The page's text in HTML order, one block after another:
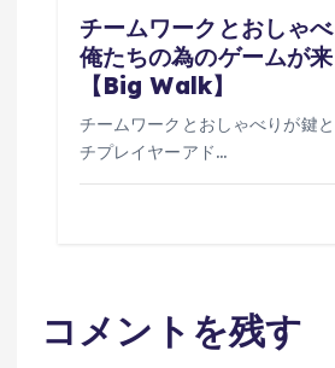
チームワークとおしゃ
俺たちの為のゲームが来
【Big Walk】
チームワークとおしゃべりが鍵
チプレイヤーアド…
コメントを残す